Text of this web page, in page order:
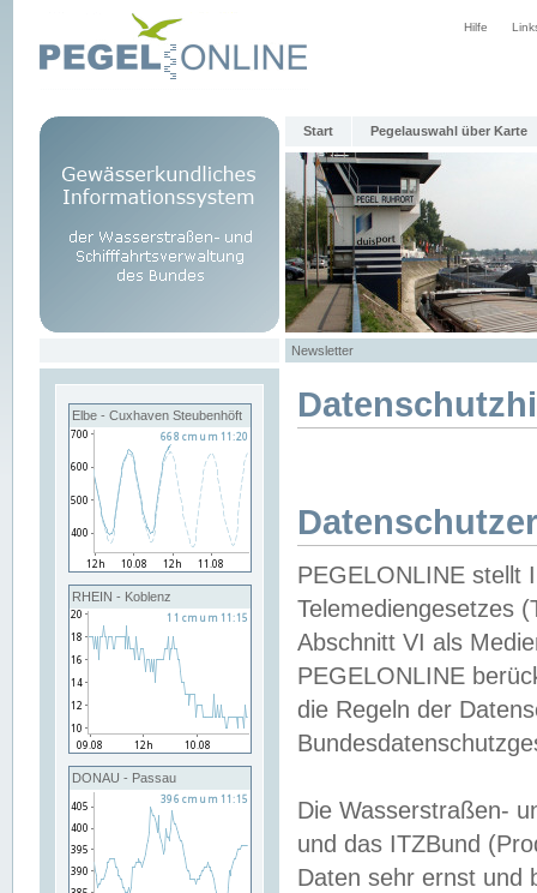
Hilfe
Start Pegelauswahl über Karte
Newsletter
Elbe - Cuxhaven Steubenhöft
RHEIN - Koblenz
DONAU - Passau
PEGELONLINE stellt
Telemediengesetzes
Abschnitt VI als
PEGELONLINE
die Regeln der
Die Wasserstraßen-
und das ITZBund
Daten sehr ernst und